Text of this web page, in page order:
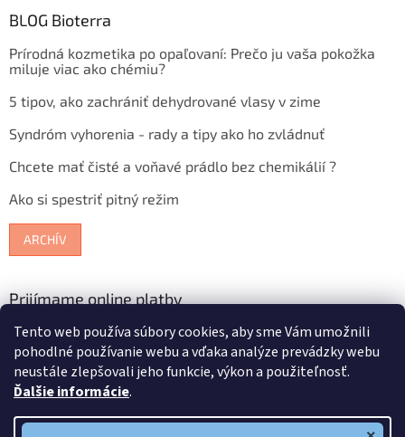
Tento web používa súbory cookies, aby sme Vám umožnili
pohodlné používanie webu a vďaka analýze prevádzky webu
neustále zlepšovali jeho funkcie, výkon a použiteľnosť.
Ďalšie informácie.
BLOG Bioterra
Prírodná kozmetika po opaľovaní: Prečo ju vaša pokožka
miluje viac ako chémiu?
5 tipov, ako zachrániť dehydrované vlasy v zime
Syndróm vyhorenia - rady a tipy ako ho zvládnuť
Chcete mať čisté a voňavé prádlo bez chemikálií ?
Ako si spestriť pitný režim
ARCHÍV
Prijímame online platby
Vytvoril Shoptet